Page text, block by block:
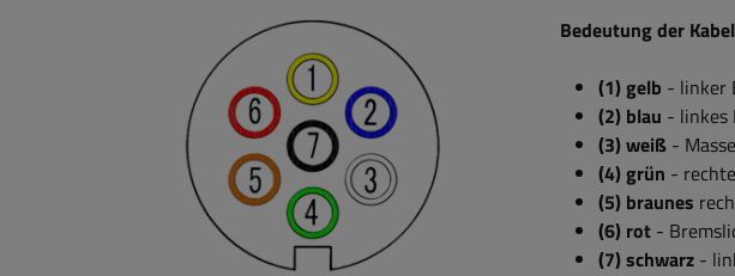
Bedeutung der
(1) gelb - linker
(2) blau - linkes
(3) weiß- Masse
(4) grün -
(5) braunes
(6) rot-
(7) schwarz-